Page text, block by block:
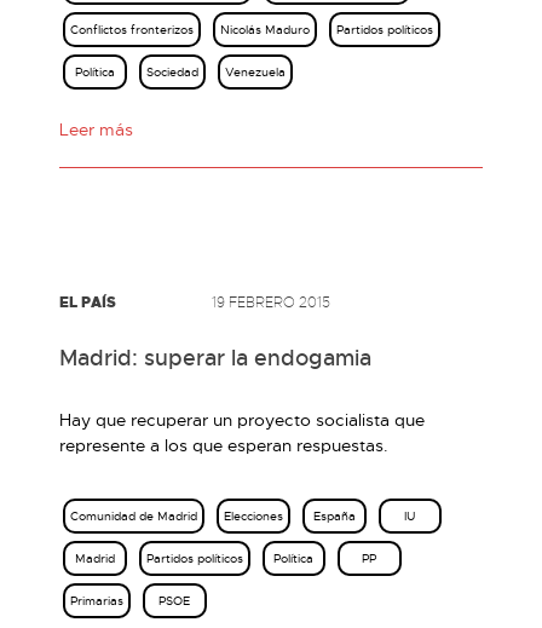
Conflictos fronterizos Nicolás Maduro Partidos políticos
Política Sociedad Venezuela
Leer más
EL PAÍS 19 FEBRERO 2015
Madrid: superar la endogamia
Hay que recuperar un proyecto socialista que
represente a los que esperan respuestas.
Comunidad de Madrid Elecciones España IU
Madrid Partidos políticos Política PP
Primarias PSOE